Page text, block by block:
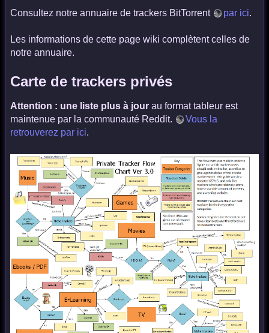
Consultez notre annuaire de trackers BitTorrent par ici.
Les informations de cette page wiki complètent celles de
notre annuaire.
Carte de trackers privés
Attention : une liste plus à jour au format tableur est
maintenue par la communauté Reddit.
Vous la
retrouverez par ici.